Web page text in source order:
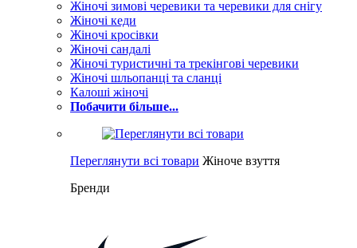
Жіночі зимові черевики та черевики для снігу
Жіночі кеди
Жіночі кросівки
Жіночі сандалі
Жіночі туристичні та трекінгові черевики
Жіночі шльопанці та сланці
Калоші жіночі
Побачити більше...
Переглянути всі товари Жіноче взуття
Бренди